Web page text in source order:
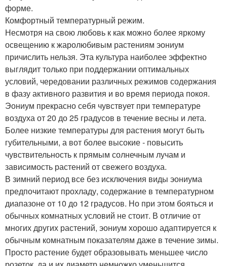
форме.
Комфортный температурный режим.
Несмотря на свою любовь к как можно более яркому
освещению к жаролюбивым растениям эониум
причислить нельзя. Эта культура наиболее эффектно
выглядит только при поддержании оптимальных
условий, чередовании различных режимов содержания
в фазу активного развития и во время периода покоя.
Эониум прекрасно себя чувствует при температуре
воздуха от 20 до 25 градусов в течение весны и лета.
Более низкие температуры для растения могут быть
губительными, а вот более высокие - повысить
чувствительность к прямым солнечным лучам и
зависимость растений от свежего воздуха.
В зимний период все без исключения виды эониума
предпочитают прохладу, содержание в температурном
диапазоне от 10 до 12 градусов. Но при этом бояться и
обычных комнатных условий не стоит. В отличие от
многих других растений, эониум хорошо адаптируется к
обычным комнатным показателям даже в течение зимы.
Просто растение будет образовывать меньшее число